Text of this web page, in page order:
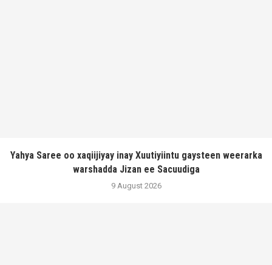
Yahya Saree oo xaqiijiyay inay Xuutiyiintu gaysteen weerarka
warshadda Jizan ee Sacuudiga
9 August 2026